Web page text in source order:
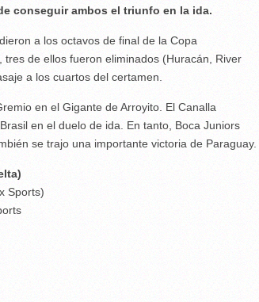
conseguir ambos el triunfo en la ida.
a los octavos de final de la Copa
de ellos fueron eliminados (Huracán, River
a los cuartos del certamen.
en el Gigante de Arroyito. El Canalla
en el duelo de ida. En tanto, Boca Juniors
se trajo una importante victoria de Paraguay.
Sports)